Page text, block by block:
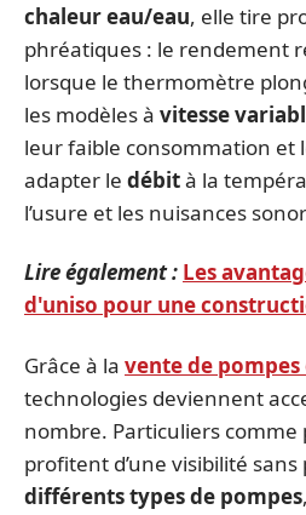
chaleur eau/eau, elle tire
phréatiques : le rendement
lorsque le thermomètre
les modèles à vitesse
leur faible consommation et
adapter le débità la
l’usure et les nuisances
Lire également : Les
d'uniso pour une
Grâce à la vente de
technologies deviennent
nombre. Particuliers comme
profitent d’une visibilité
différents types de pompes